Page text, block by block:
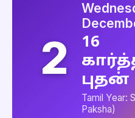
2
16
புதன்
Tamil Year:
Paksha)